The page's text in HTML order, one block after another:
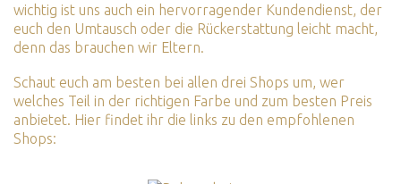
wichtig ist uns auch ein hervorragender Kundendienst, der
euch den Umtausch oder die Rückerstattung leicht macht,
denn das brauchen wir Eltern.
Schaut euch am besten bei allen drei Shops um, wer
welches Teil in der richtigen Farbe und zum besten Preis
anbietet. Hier findet ihr die links zu den empfohlenen
Shops: